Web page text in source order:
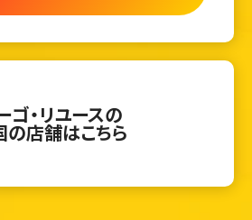
ゴ・リユースの
の店舗はこちら